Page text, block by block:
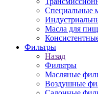
Специальные
Масла для
Фильтры
Назад
Фильтры
Масляные
Воздушные